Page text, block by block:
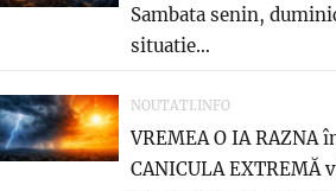
Sambata senin,
situatie…
NOUTATI.INFO
VREMEA O IA RAZNA
CANICULA EXTREMĂ